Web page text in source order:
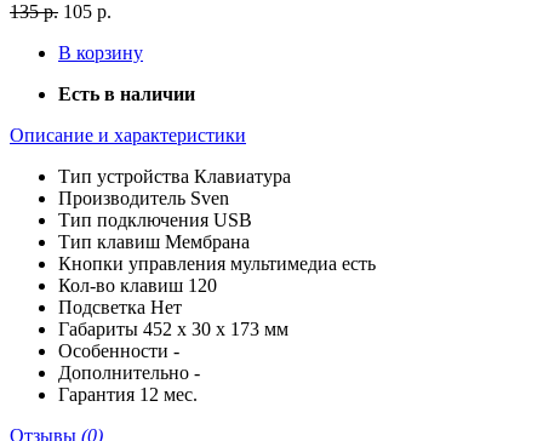
135 р. 105 р.
В корзину
Есть в наличии
Описание и характеристики
Тип устройства Клавиатура
Производитель Sven
Тип подключения USB
Тип клавиш Мембрана
Кнопки управления мультимедиа есть
Кол-во клавиш 120
Подсветка Нет
Габариты 452 x 30 x 173 мм
Особенности -
Дополнительно -
Гарантия 12 мес.
Отзывы (0)